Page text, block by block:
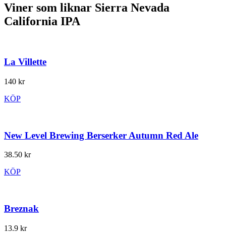
Viner som liknar Sierra Nevada
California IPA
La Villette
140 kr
KÖP
New Level Brewing Berserker Autumn Red Ale
38.50 kr
KÖP
Breznak
13.9 kr